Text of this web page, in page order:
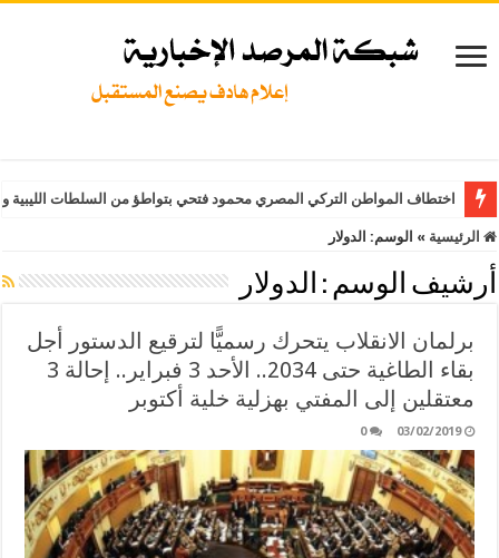
اختطاف المواطن التركي المصري محمود فتحي بتواطؤ من السلطات
الرئيسية » الوسم: الدولار
أرشيف الوسم : الدولار
برلمان الانقلاب يتحرك رسميًّا لترقيع الدستور أجل
بقاء الطاغية حتى 2034.. الأحد 3 فبراير.. إحالة 3
معتقلين إلى المفتي بهزلية خلية أكتوبر
03/02/2019
0